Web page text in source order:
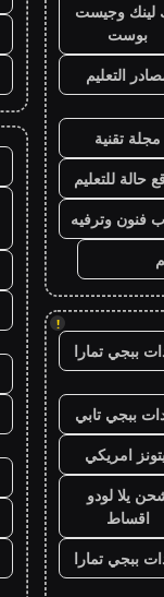
لينك وجيست
بوست
التعليم
مجلة تقنية
حالة للتعليم
فنون وترفيه
!
ببجي تمارا
ببجي تابي
امريكي
يلا لودو
اقساط
ببجي تمارا